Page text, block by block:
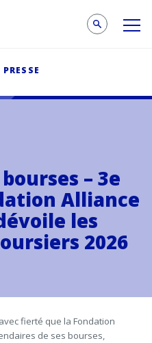
– 3e
Alliance
les
2026
fierté que la Fondation
de ses bourses,